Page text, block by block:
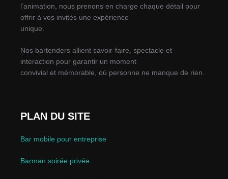
l’animation, nous prenons en charge chaque détail pour
offrir à vos invités une expérience
unique.
Nos bartenders allient savoir-faire, spectacle et
interaction pour garantir un moment
convivial et mémorable, où personne ne manque de rien.
PLAN DU SITE
Bar mobile pour entreprise
Barman soirée privée